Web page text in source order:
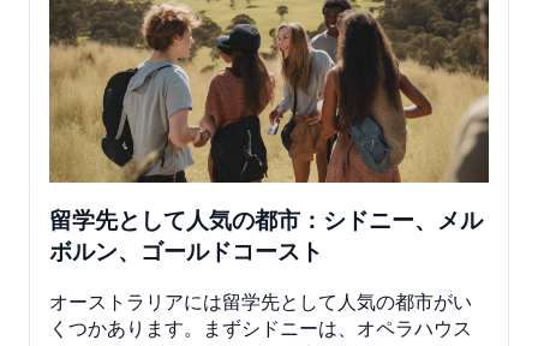
留学先として人気の都市：シドニー、メル
ボルン、ゴールドコースト
オーストラリアには留学先として人気の都市がい
くつかあります。まずシドニーは、オペラハウス